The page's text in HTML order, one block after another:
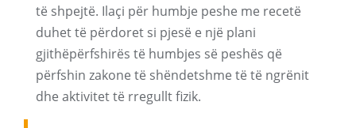
të shpejtë. Ilaçi për humbje peshe me recetë
duhet të përdoret si pjesë e një plani
gjithëpërfshirës të humbjes së peshës që
përfshin zakone të shëndetshme të të ngrënit
dhe aktivitet të rregullt fizik.